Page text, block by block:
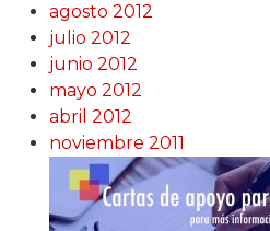
agosto 2012
julio 2012
junio 2012
mayo 2012
abril 2012
noviembre 2011